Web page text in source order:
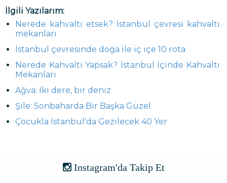
İlgili Yazılarım:
Nerede kahvaltı etsek? İstanbul çevresi kahvaltı
mekanları
İstanbul çevresinde doğa ile iç içe 10 rota
Nerede Kahvaltı Yapsak? İstanbul İçinde Kahvaltı
Mekanları
Ağva: İki dere, bir deniz
Şile: Sonbaharda Bir Başka Güzel
Çocukla İstanbul'da Gezilecek 40 Yer
Instagram'da Takip Et